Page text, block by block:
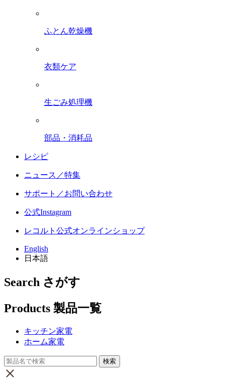
ふとん乾燥機
衣類ケア
生ごみ処理機
部品・消耗品
レシピ
ニュース／特集
サポート／お問い合わせ
公式Instagram
レコルト公式オンラインショップ
English
日本語
Search さがす
Products 製品一覧
キッチン家電
ホーム家電